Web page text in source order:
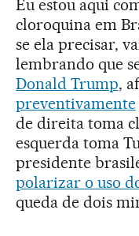
Eu estou aqui
cloroquina em
se ela precisar,
lembrando que
Donald Trump,
preventivamente
de direita toma
esquerda toma
presidente
polarizar o uso
queda de dois